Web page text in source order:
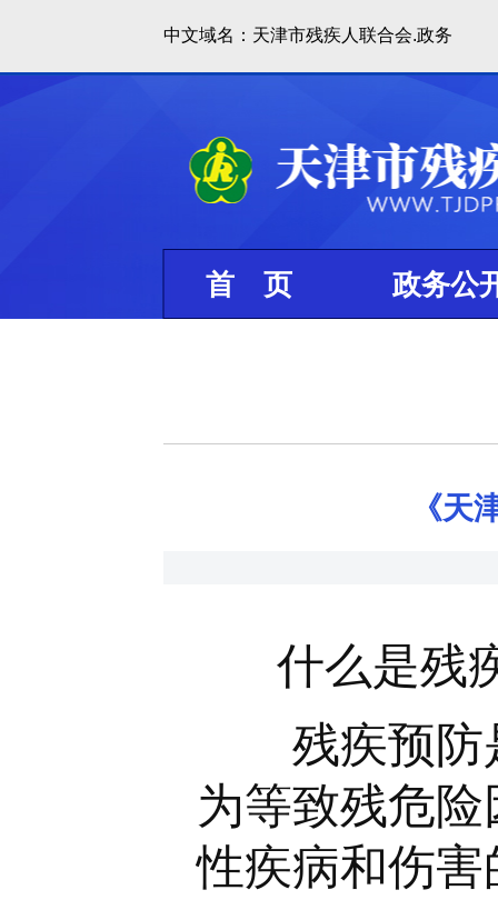
中文域名：天津市残疾人联合会.政务
首 页 政务公
《天
什么是残
残疾预防是
为等致残危
性疾病和伤